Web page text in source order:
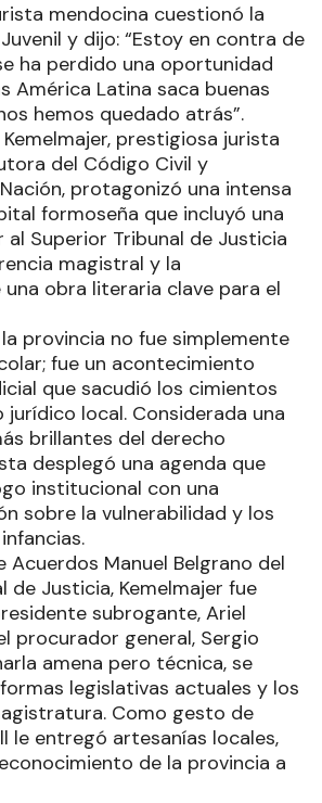
mendocina cuestionó la
y dijo: “Estoy en contra de
ha perdido una oportunidad
América Latina saca buenas
hemos quedado atrás”.
prestigiosa jurista
del Código Civil y
protagonizó una intensa
formoseña que incluyó una
Superior Tribunal de Justicia
magistral y la
obra literaria clave para el
provincia no fue simplemente
fue un acontecimiento
que sacudió los cimientos
jurídico local. Considerada una
brillantes del derecho
desplegó una agenda que
institucional con una
sobre la vulnerabilidad y los
Acuerdos Manuel Belgrano del
de Justicia, Kemelmajer fue
subrogante, Ariel
procurador general, Sergio
amena pero técnica, se
legislativas actuales y los
Como gesto de
le entregó artesanías locales,
de la provincia a